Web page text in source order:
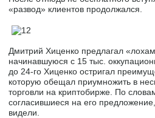
«развод» клиентов продолжался.
Дмитрий Хиценко предлагал
начинавшуюся с 15 тыс.
до 24-го Хиценко остригал
которую обещал приумножить в
торговли на криптобирже. По
согласившиеся на его
видели.